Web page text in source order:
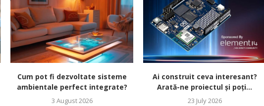
Cum pot fi dezvoltate sisteme
ambientale perfect integrate?
3 August 2026
Ai construit ceva interesant?
Arată-ne proiectul și poți...
23 July 2026